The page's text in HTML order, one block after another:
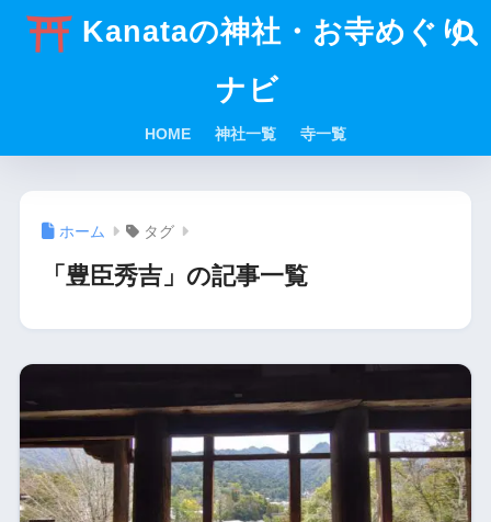
Kanataの神社・お寺めぐり
ナビ
HOME 神社一覧 寺一覧
ホーム タグ
「豊臣秀吉」の記事一覧